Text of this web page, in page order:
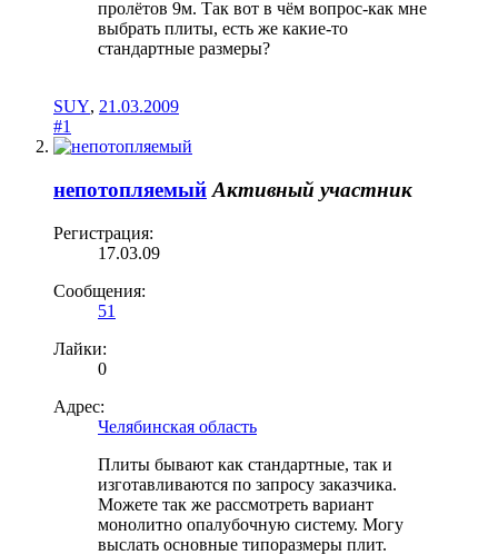
пролётов 9м. Так вот в чём вопрос-как мне
выбрать плиты, есть же какие-то
стандартные размеры?
SUY, 21.03.2009
#1
непотопляемый Активный участник
Регистрация:
17.03.09
Сообщения:
51
Лайки:
0
Адрес:
Челябинская область
Плиты бывают как стандартные, так и
изготавливаются по запросу заказчика.
Можете так же рассмотреть вариант
монолитно опалубочную систему. Могу
выслать основные типоразмеры плит.